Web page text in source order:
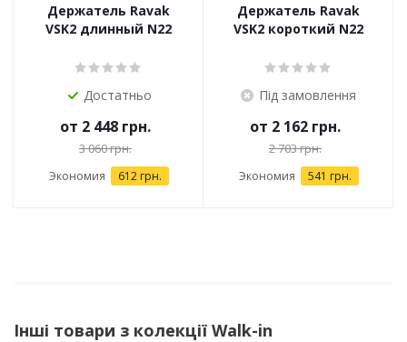
Держатель Ravak
VSK2 длинный N22
Достатньо
от 2 448 грн.
3 060 грн.
Экономия 612 грн.
Держатель Ravak
VSK2 короткий N22
Під замовлення
от 2 162 грн.
2 703 грн.
Экономия 541 грн.
Інші товари з колекції Walk-in